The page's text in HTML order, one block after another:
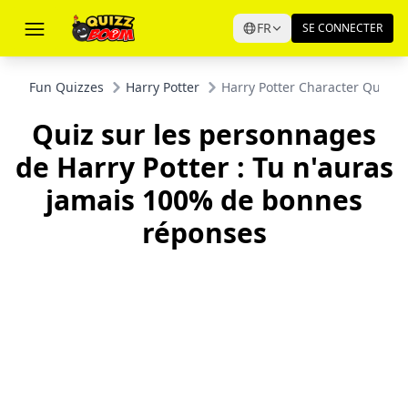
FR SE CONNECTER
Fun Quizzes Harry Potter Harry Potter Character Quiz
Quiz sur les personnages
de Harry Potter : Tu n'auras
jamais 100% de bonnes
réponses